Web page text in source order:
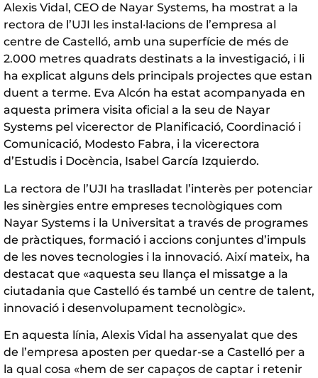
Alexis Vidal, CEO de Nayar Systems, ha mostrat a la
rectora de l’UJI les instal·lacions de l’empresa al
centre de Castelló, amb una superfície de més de
2.000 metres quadrats destinats a la investigació, i li
ha explicat alguns dels principals projectes que estan
duent a terme. Eva Alcón ha estat acompanyada en
aquesta primera visita oficial a la seu de Nayar
Systems pel vicerector de Planificació, Coordinació i
Comunicació, Modesto Fabra, i la vicerectora
d’Estudis i Docència, Isabel García Izquierdo.
La rectora de l’UJI ha traslladat l’interès per potenciar
les sinèrgies entre empreses tecnològiques com
Nayar Systems i la Universitat a través de programes
de pràctiques, formació i accions conjuntes d’impuls
de les noves tecnologies i la innovació. Així mateix, ha
destacat que «aquesta seu llança el missatge a la
ciutadania que Castelló és també un centre de talent,
innovació i desenvolupament tecnològic».
En aquesta línia, Alexis Vidal ha assenyalat que des
de l’empresa aposten per quedar-se a Castelló per a
la qual cosa «hem de ser capaços de captar i retenir